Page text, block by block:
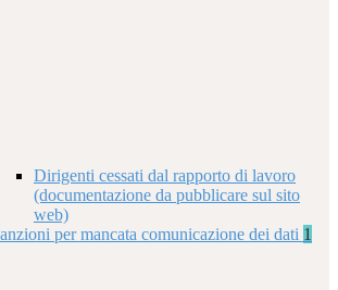
Dirigenti cessati dal rapporto di lavoro
(documentazione da pubblicare sul sito
web)
per mancata comunicazione dei dati 1